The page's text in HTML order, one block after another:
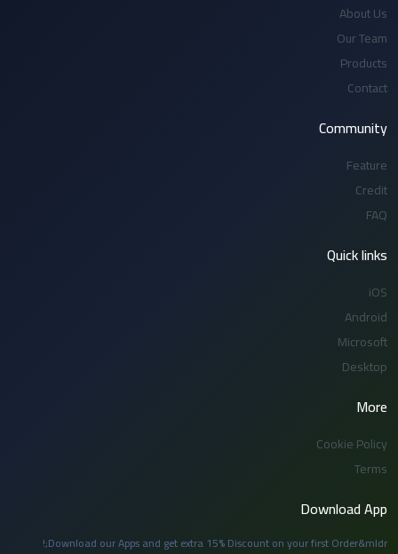
About Us
Our Team
Products
Contact
Community
Feature
Credit
FAQ
Quick links
iOS
Android
Microsoft
Desktop
More
Cookie Policy
Terms
Download App
Download our Apps and get extra 15% Discount on your first Order&mldr;!